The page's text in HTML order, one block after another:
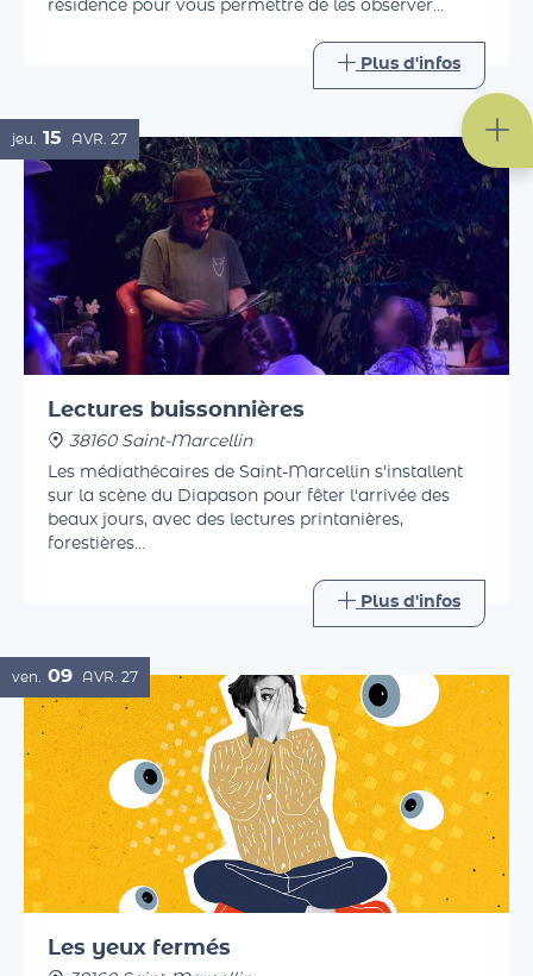
Ronron. La compagnie ouvre les portes de sa
résidence pour vous permettre de les observer
pendant leur travail, avant d'échanger avec eux
jeu. 15 AVR. 27
Lectures buissonnières
38160 Saint-Marcellin
Les médiathécaires de Saint-Marcellin s'installent
sur la scène du Diapason pour fêter l'arrivée des
ven. 09 AVR. 27